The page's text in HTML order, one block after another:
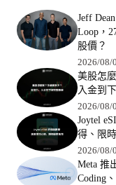
Jeff
Loop，
股價？
2026/08/
美股怎
入金到
2026/08/
Joytel
得、限
2026/08/
Meta 推
Coding